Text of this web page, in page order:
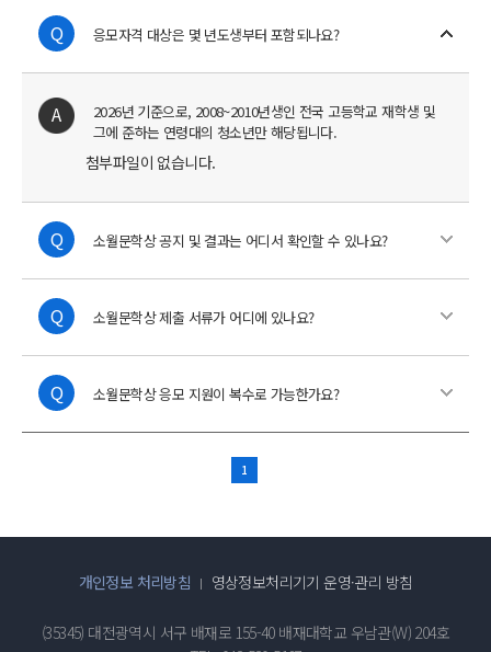
응모자격 대상은 몇 년도생부터 포함되나요?
2026년 기준으로, 2008~2010년생인 전국 고등학교 재학생 및
그에 준하는 연령대의 청소년만 해당됩니다.
첨부파일이 없습니다.
소월문학상 공지 및 결과는 어디서 확인할 수 있나요?
소월문학상 제출 서류가 어디에 있나요?
소월문학상 응모 지원이 복수로 가능한가요?
1
개인정보 처리방침 영상정보처리기기 운영·관리 방침
(35345) 대전광역시 서구 배재로 155-40 배재대학교 우남관(W) 204호